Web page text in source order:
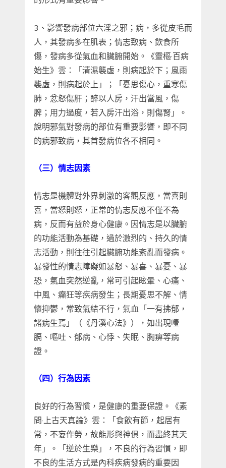
3、影響發病部位六淫之邪；病，多從皮毛而
人，其發病多在肌表；情志致病、飲食所
傷，發病多從氣血和臟腑開始。《靈樞·百病
始生》雲：「清濕襲虛，則病起於下；風雨
襲虛，則病起於上」；「憂思傷心，重寒傷
肺，忿怒傷肝；醉以人房，汗出當風，傷
脾；用力過度，若入房汗出浴，則傷腎」。
說明邪氣對發病的部位有重要影響，即不同
的病邪致病，其首發病位各不相同。
（三）情志因素
情志是機體對外界刺激的客觀反應，當喜則
喜，當怒則怒，正常的情志反應不僅不為
病，反而有益於身心健康。因情志是以臟腑
的功能活動為基礎，過於激烈的、持久的情
志活動，則往往引起臟腑功能紊亂而發病。
暴發性的情志障礙如暴怒、暴喜、暴憂、暴
恐，氣血突然逆亂，常可引起眩暈、心痛、
中風、癲狂等疾病發生；長期憂思不解、情
懷抑鬱，常致氣結不行，氣血「一有拂郁，
諸病生焉」（《丹溪心法》），如出現噎
膈、嘔吐、郁病、心悸、失眠、胸痹等病
證。
（四）行為因素
良好的行為習慣，是健康的重要保證。《素
問·上古天真論》雲：「食飲有節，起居有
常，不妄作勞，故能形與神俱，而盡終其天
年」。「逆於生樂」，不良的行為習慣，即
不良的生活方式是內科疾病發病的重要因